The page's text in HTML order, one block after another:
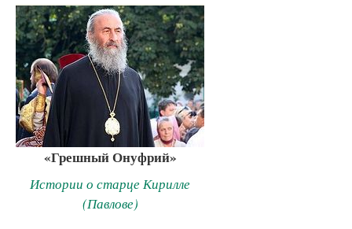
«Грешный Онуфрий»
Истории о старце Кирилле
(Павлове)